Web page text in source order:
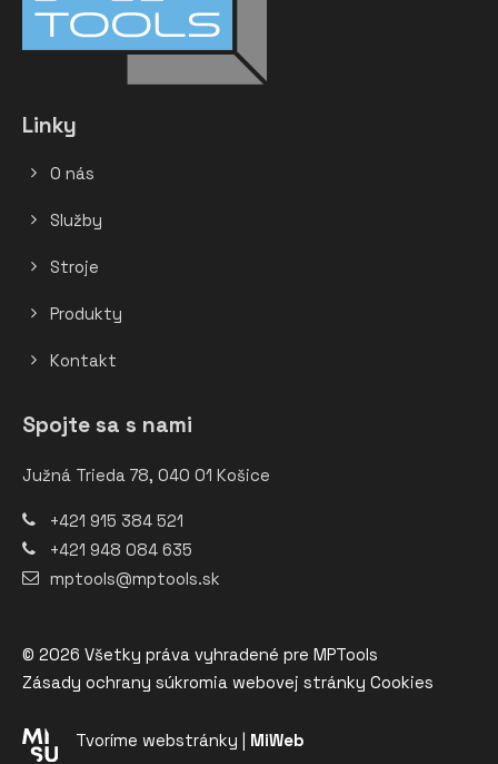
Linky
O nás
Služby
Stroje
Produkty
Kontakt
Spojte sa s nami
Južná Trieda 78, 040 01 Košice
+421 915 384 521
+421 948 084 635
mptools@mptools.sk
© 2026 Všetky práva vyhradené pre MPTools
Zásady ochrany súkromia webovej stránky Cookies
Tvoríme webstránky | MiWeb